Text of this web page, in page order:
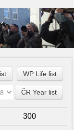
WP Life list
ČR Year list
300